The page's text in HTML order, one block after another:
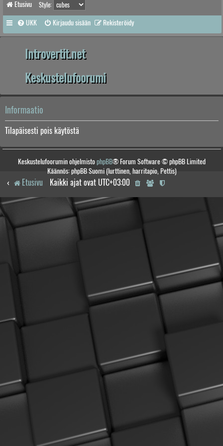
Etusivu Style:
UKK Kirjaudu sisään Rekisteröidy
Introvertit.net
Keskustelufoorumi
Informaatio
Tilapäisesti pois käytöstä
Keskustelufoorumin ohjelmistophpBB® Forum Software © phpBB Limited
Käännös: phpBB Suomi (lurttinen, harritapio, Pettis)
Etusivu Kaikki ajat ovat UTC+03:00